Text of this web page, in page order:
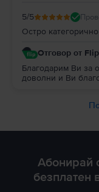
5/5
Остро
Отговор от Flip
Благодарим Ви за
доволни и Ви
Абонирай
безплатен